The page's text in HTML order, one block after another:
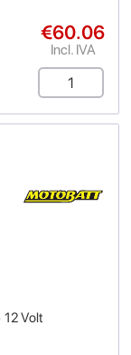
€60.06
Incl. IVA
Volt